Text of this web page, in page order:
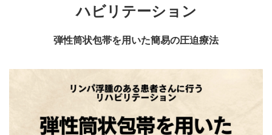
ハビリテーション
弾性筒状包帯を用いた簡易の圧迫療法